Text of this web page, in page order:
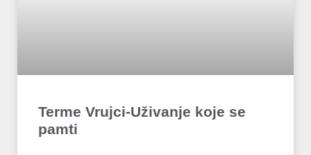
Terme Vrujci-Uživanje koje se
pamti